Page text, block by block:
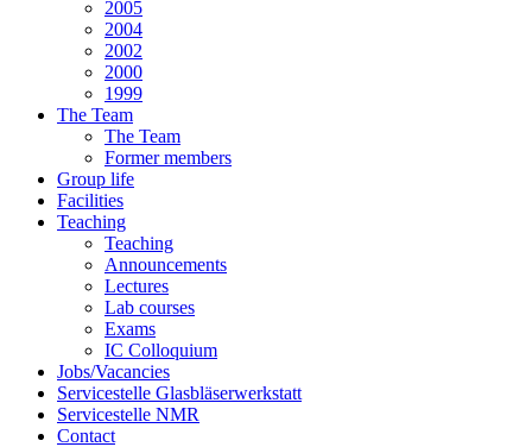
2005
2004
2002
2000
1999
The Team
The Team
Former members
Group life
Facilities
Teaching
Teaching
Announcements
Lectures
Lab courses
Exams
IC Colloquium
Jobs/Vacancies
Servicestelle Glasbläserwerkstatt
Servicestelle NMR
Contact